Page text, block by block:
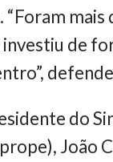
de
do
João